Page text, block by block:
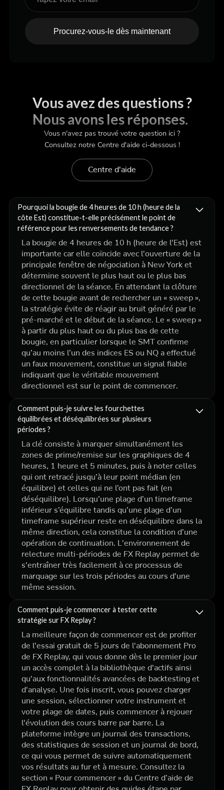
Procurez-vous-le dès maintenant
Vous avez des questions ?
Nous avons les réponses.
Vous n'avez pas trouvé votre question ici ?
Consultez notre Centre d'aide ci-dessous !
Centre d'aide
Pourquoi la bougie de 4 heures de 10 h (heure de la
côte Est) constitue-t-elle précisément le point de
référence pour les renversements de tendance ?
La bougie de 4 heures de 10 h (heure de l'Est) est
importante car elle coïncide avec l'ouverture de la
principale fenêtre de négociation à New York et
détermine souvent le plus haut ou le plus bas
directionnel de la séance. En attendant la clôture
de cette bougie avant de rechercher un « sweep »,
la stratégie évite de réagir au bruit généré par le
pré-marché et le début de la séance. Le « sweep »
à partir du plus haut ou du plus bas de cette
bougie, en particulier lorsque le SMT confirme
qu’au moins l’un des indices ES ou NQ a effectué
un faux mouvement, constitue un signal fiable
indiquant que le véritable mouvement
directionnel est sur le point de commencer.
Comment puis-je suivre les fourchettes
équilibrées et déséquilibrées sur plusieurs
périodes ?
La clé consiste à marquer simultanément les
zones de prime/remise sur les graphiques de 4
heures, 1 heure et 5 minutes, puis à noter celles
qui ont retracé jusqu’à leur point médian (en
équilibre) et celles qui ne l’ont pas fait (en
déséquilibre). Lorsqu’une plage d’un timeframe
inférieur s’équilibre tandis qu’une plage d’un
timeframe supérieur reste en déséquilibre dans la
même direction, cela constitue la condition d’une
opération de continuation. L'environnement de
relecture multi-périodes de FX Replay permet de
s'entraîner très facilement à ce processus de
marquage sur les trois périodes au cours d'une
même session.
Comment puis-je commencer à tester cette
stratégie sur FX Replay ?
La meilleure façon de commencer est de profiter
de l'essai gratuit de 5 jours de l'abonnement Pro
de FX Replay, qui vous donne dès le premier jour
un accès complet à la bibliothèque d'actifs ainsi
qu'aux fonctionnalités avancées de backtesting et
d'analyse. Une fois inscrit, vous pouvez charger
une session, sélectionner votre instrument et
votre plage de dates, puis commencer à rejouer
l'évolution des cours barre par barre. La
plateforme intègre un journal des transactions,
des statistiques de session et un journal de bord,
ce qui vous permet de suivre automatiquement
vos résultats au fur et à mesure. Consultez la
section « Pour commencer » du Centre d’aide de